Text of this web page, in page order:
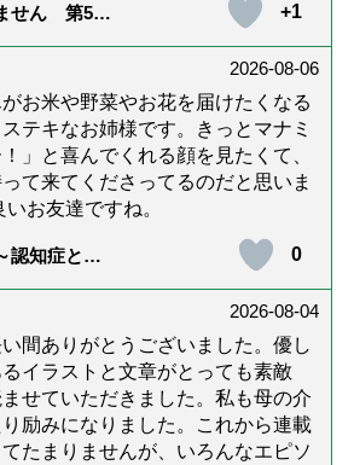
せん 第500
+1
2026-08-06
がお米や野菜やお花を届けたくなる
テキなお姉様です。きっとマナミ
」と喜んでくれる顔を見たくて、
て来てくださってるのだと思いま
お友達ですね。
認知症と介
）
0
2026-08-04
間ありがとうございました。優し
イラストと文章がとっても素敵
せていただきました。私も母の介
励みになりました。これから連載
たまりませんが、いろんなエピソ